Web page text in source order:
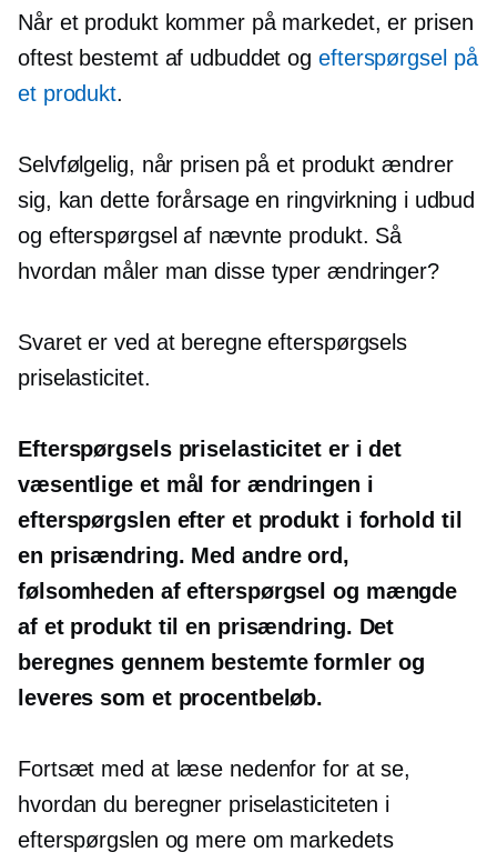
Når et produkt kommer på markedet, er prisen
oftest bestemt af udbuddet og efterspørgsel på
et produkt.
Selvfølgelig, når prisen på et produkt ændrer
sig, kan dette forårsage en ringvirkning i udbud
og efterspørgsel af nævnte produkt. Så
hvordan måler man disse typer ændringer?
Svaret er ved at beregne efterspørgsels
priselasticitet.
Efterspørgsels priselasticitet er i det
væsentlige et mål for ændringen i
efterspørgslen efter et produkt i forhold til
en prisændring. Med andre ord,
følsomheden af ​​efterspørgsel og mængde
af et produkt til en prisændring. Det
beregnes gennem bestemte formler og
leveres som et procentbeløb.
Fortsæt med at læse nedenfor for at se,
hvordan du beregner priselasticiteten i
efterspørgslen og mere om markedets